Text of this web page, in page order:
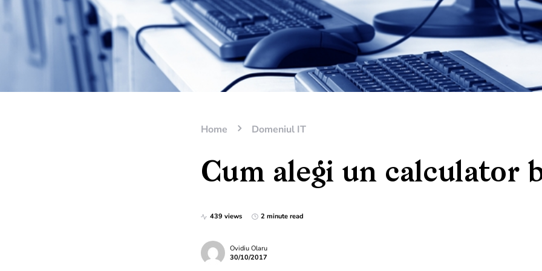
Home Domeniul IT
Cum alegi un calculator
439 views 2 minute read
Ovidiu Olaru
30/10/2017